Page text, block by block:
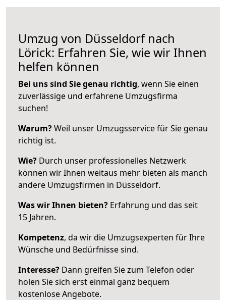
Umzug von Düsseldorf nach
Lörick: Erfahren Sie, wie wir Ihnen
helfen können
Bei uns sind Sie genau richtig, wenn Sie einen
zuverlässige und erfahrene Umzugsfirma
suchen!
Warum?Weil unser Umzugsservice für Sie genau
richtig ist.
Wie? Durch unser professionelles Netzwerk
können wir Ihnen weitaus mehr bieten als manch
andere Umzugsfirmen in Düsseldorf.
Was wir Ihnen bieten? Erfahrung und das seit
15 Jahren.
Kompetenz, da wir die Umzugsexperten für Ihre
Wünsche und Bedürfnisse sind.
Interesse? Dann greifen Sie zum Telefon oder
holen Sie sich erst einmal ganz bequem
kostenlose Angebote.